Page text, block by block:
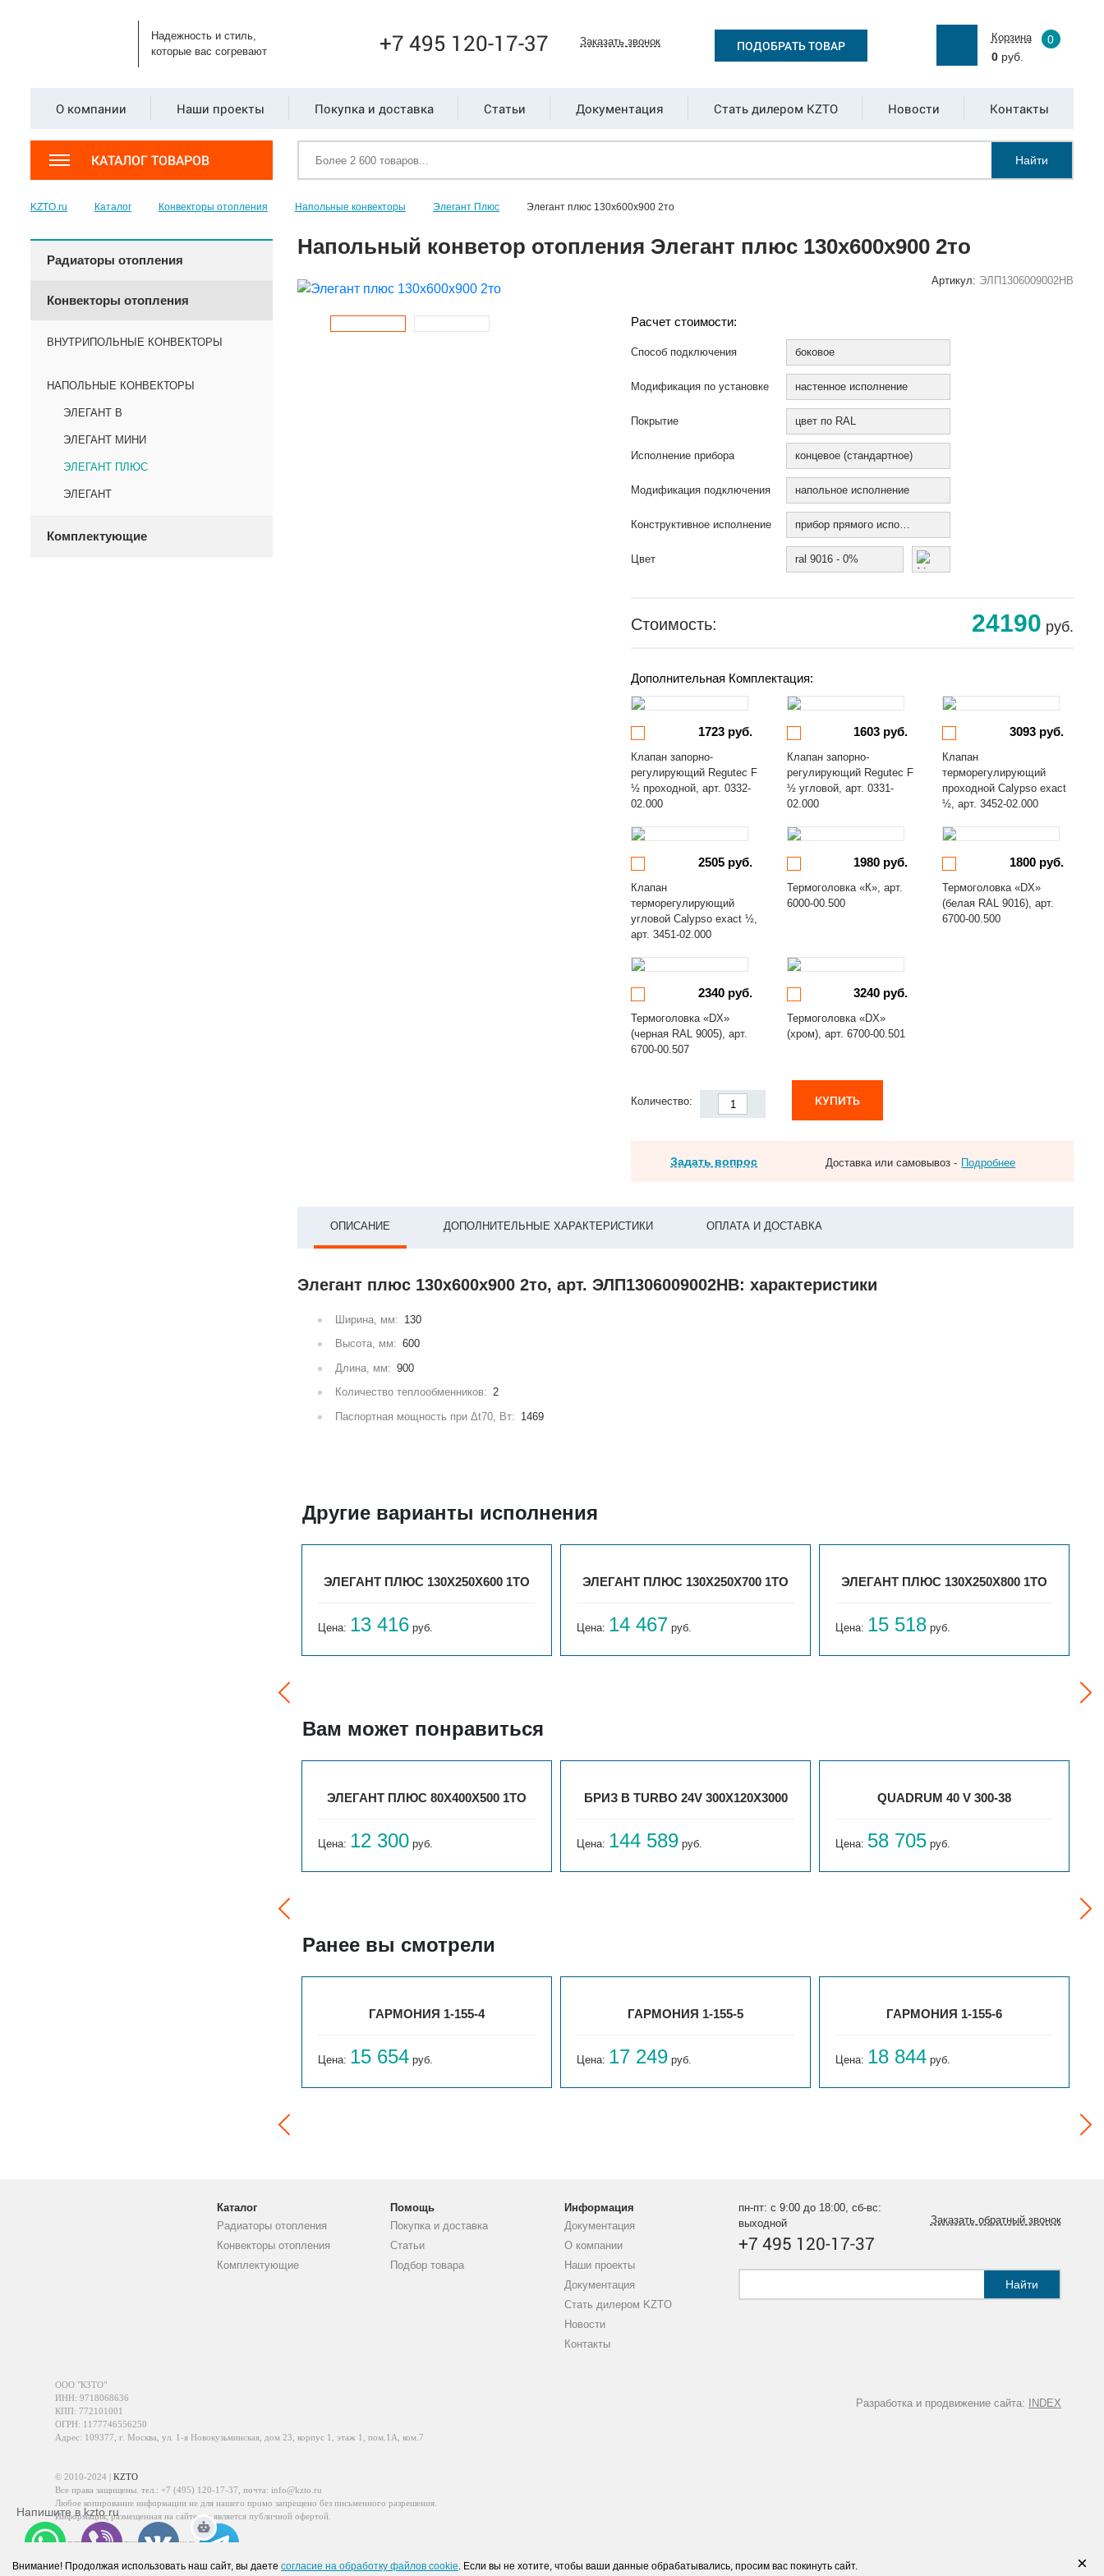
Надежность и стиль,
которые вас согревают
+7 495 120-17-37 Заказать звонок ПОДОБРАТЬ ТОВАР
Корзина
0
0руб.
О компании Наши проекты Покупка и доставка Статьи Документация Стать дилером KZTO Новости Контакты
КАТАЛОГ ТОВАРОВ Найти
KZTO.ru Каталог Конвекторы отопления Напольные конвекторы Элегант Плюс Элегант плюс 130x600x900 2то
Радиаторы отопления
Конвекторы отопления
ВНУТРИПОЛЬНЫЕ КОНВЕКТОРЫ
НАПОЛЬНЫЕ КОНВЕКТОРЫ
ЭЛЕГАНТ В
ЭЛЕГАНТ МИНИ
ЭЛЕГАНТ ПЛЮС
ЭЛЕГАНТ
Комплектующие
Напольный конветор отопления Элегант плюс 130x600x900 2то
Артикул: ЭЛП1306009002НВ
Расчет стоимости:
Способ подключения боковое
Модификация по установке настенное исполнение
Покрытие цвет по RAL
Исполнение прибора концевое (стандартное)
Модификация подключения напольное исполнение
Конструктивное исполнение прибор прямого исполнения
Цвет ral 9016 - 0%
Стоимость: 24190 руб.
Дополнительная Комплектация:
1723 руб.
Клапан запорно-
регулирующий Regutec F
½ проходной, арт. 0332-
02.000
1603 руб.
Клапан запорно-
регулирующий Regutec F
½ угловой, арт. 0331-
02.000
3093 руб.
Клапан
терморегулирующий
проходной Calypso exact
½, арт. 3452-02.000
2505 руб.
Клапан
терморегулирующий
угловой Calypso exact ½,
арт. 3451-02.000
1980 руб.
Термоголовка «К», арт.
6000-00.500
1800 руб.
Термоголовка «DX»
(белая RAL 9016), арт.
6700-00.500
2340 руб.
Термоголовка «DX»
(черная RAL 9005), арт.
6700-00.507
3240 руб.
Термоголовка «DX»
(хром), арт. 6700-00.501
Количество: КУПИТЬ
Задать вопрос Доставка или самовывоз - Подробнее
ОПИСАНИЕ ДОПОЛНИТЕЛЬНЫЕ ХАРАКТЕРИСТИКИ ОПЛАТА И ДОСТАВКА
Элегант плюс 130x600x900 2то, арт. ЭЛП1306009002НВ: характеристики
Ширина, мм: 130
Высота, мм: 600
Длина, мм: 900
Количество теплообменников: 2
Паспортная мощность при Δt70, Вт: 1469
Другие варианты исполнения
ЭЛЕГАНТ ПЛЮС 130X250X600 1ТО
Цена: 13 416 руб.
ЭЛЕГАНТ ПЛЮС 130X250X700 1ТО
Цена: 14 467 руб.
ЭЛЕГАНТ ПЛЮС 130X250X800 1ТО
Цена: 15 518 руб.
Вам может понравиться
ЭЛЕГАНТ ПЛЮС 80X400X500 1ТО
Цена: 12 300 руб.
БРИЗ В TURBO 24V 300Х120Х3000
Цена: 144 589 руб.
QUADRUM 40 V 300-38
Цена: 58 705 руб.
Ранее вы смотрели
ГАРМОНИЯ 1-155-4
Цена: 15 654 руб.
ГАРМОНИЯ 1-155-5
Цена: 17 249 руб.
ГАРМОНИЯ 1-155-6
Цена: 18 844 руб.
Каталог
Радиаторы отопления
Конвекторы отопления
Комплектующие
Помощь
Покупка и доставка
Статьи
Подбор товара
Информация
Документация
О компании
Наши проекты
Документация
Стать дилером KZTO
Новости
Контакты
пн-пт: с 9:00 до 18:00, сб-вс:
выходной
+7 495 120-17-37
Заказать обратный звонок
Найти
Разработка и продвижение сайта: INDEX
ООО "КЗТО"
ИНН: 9718068636
КПП: 772101001
ОГРН: 1177746556250
Адрес: 109377, г. Москва, ул. 1-я Новокузьминская, дом 23, корпус 1, этаж 1, пом.1А, ком.7
© 2010-2024 | KZTO
Все права защищены. тел.: +7 (495) 120-17-37 , почта: info@kzto.ru
Любое копирование информации не для нашего промо запрещено без письменного разрешения.
Информация, размещенная на сайте, не является публичной офертой.
Политика обработки персональных данных
Напишите в kzto.ru
Telegram ×
Внимание! Продолжая использовать наш сайт, вы даете согласие на обработку файлов cookie. Если вы не хотите, чтобы ваши данные обрабатывались, просим вас покинуть сайт.